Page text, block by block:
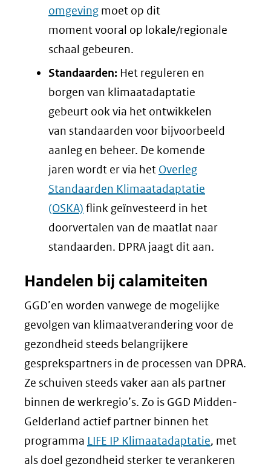
omgeving moet op dit
moment vooral op lokale/regionale
schaal gebeuren.
Standaarden: Het reguleren en
borgen van klimaatadaptatie
gebeurt ook via het ontwikkelen
van standaarden voor bijvoorbeeld
aanleg en beheer. De komende
jaren wordt er via het Overleg
Standaarden Klimaatadaptatie
(OSKA) flink geïnvesteerd in het
doorvertalen van de maatlat naar
standaarden. DPRA jaagt dit aan.
Handelen bij calamiteiten
GGD’en worden vanwege de mogelijke
gevolgen van klimaatverandering voor de
gezondheid steeds belangrijkere
gesprekspartners in de processen van DPRA.
Ze schuiven steeds vaker aan als partner
binnen de werkregio’s. Zo is GGD Midden-
Gelderland actief partner binnen het
programma LIFE IP Klimaatadaptatie, met
als doel gezondheid sterker te verankeren